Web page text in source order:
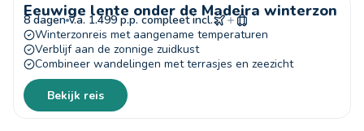
Eeuwige lente onder de Madeira winterzon
8 dagen v.a. 1.499 p.p. compleet incl.
Winterzonreis met aangename temperaturen
Verblijf aan de zonnige zuidkust
Combineer wandelingen met terrasjes en zeezicht
Bekijk reis